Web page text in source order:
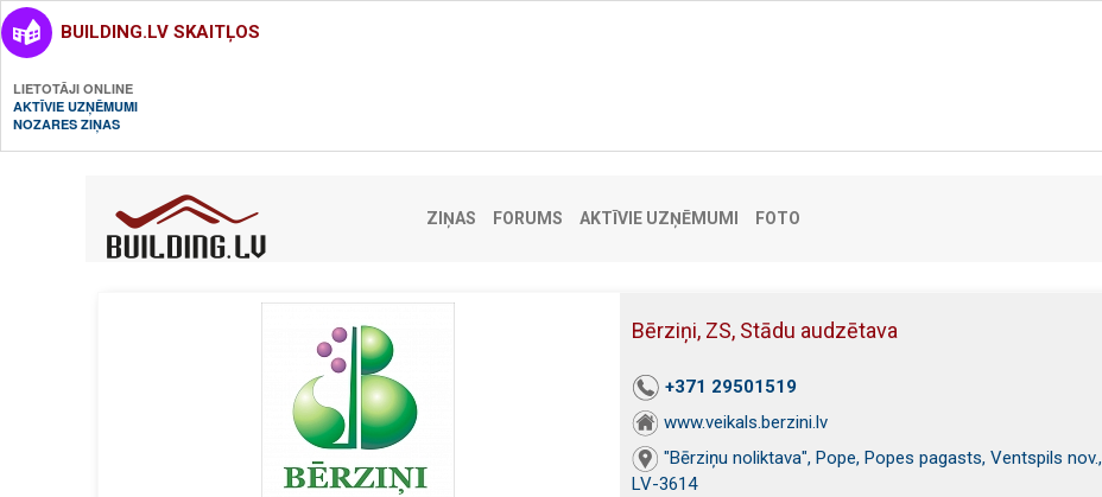
BUILDING.LV SKAITĻOS
LIETOTĀJI ONLINE
AKTĪVIE UZŅĒMUMI
NOZARES ZIŅAS
ZIŅAS FORUMS AKTĪVIE UZŅĒMUMI FOTO
Bērziņi, ZS, Stādu audzētava
+371 29501519
www.veikals.berzini.lv
"Bērziņu noliktava", Pope, Popes pagasts, Ventspils nov.,
LV-3614